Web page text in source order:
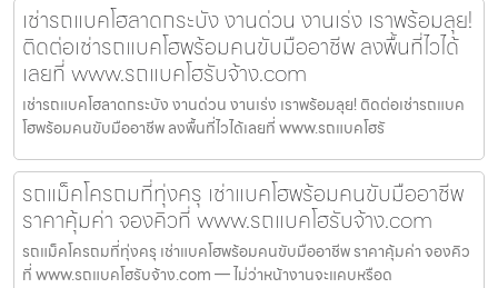
เช่ารถแบคโฮลาดกระบัง งานด่วน งานเร่ง เราพร้อมลุย!
ติดต่อเช่ารถแบคโฮพร้อมคนขับมืออาชีพ ลงพื้นที่ไวได้
เลยที่ www.รถแบคโฮรับจ้าง.com
เช่ารถแบคโฮลาดกระบัง งานด่วน งานเร่ง เราพร้อมลุย! ติดต่อเช่ารถแบค
โฮพร้อมคนขับมืออาชีพ ลงพื้นที่ไวได้เลยที่ www.รถแบคโฮรั
รถแม็คโครถมที่ทุ่งครุ เช่าแบคโฮพร้อมคนขับมืออาชีพ
ราคาคุ้มค่า จองคิวที่ www.รถแบคโฮรับจ้าง.com
รถแม็คโครถมที่ทุ่งครุ เช่าแบคโฮพร้อมคนขับมืออาชีพ ราคาคุ้มค่า จองคิว
ที่ www.รถแบคโฮรับจ้าง.com — ไม่ว่าหน้างานจะแคบหรือด